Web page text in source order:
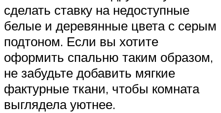
сделать ставку на недоступные
белые и деревянные цвета с серым
подтоном. Если вы хотите
оформить спальню таким образом,
не забудьте добавить мягкие
фактурные ткани, чтобы комната
выглядела уютнее.